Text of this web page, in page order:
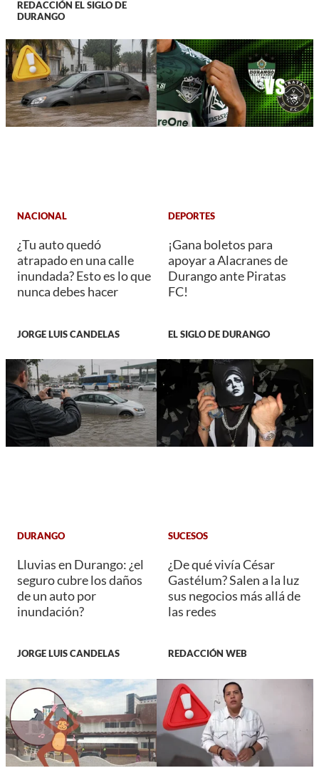
REDACCIÓN EL SIGLO DE
DURANGO
NACIONAL
¿Tu auto quedó
atrapado en una calle
inundada? Esto es lo que
nunca debes hacer
JORGE LUIS CANDELAS
DEPORTES
¡Gana boletos para
apoyar a Alacranes de
Durango ante Piratas
FC!
EL SIGLO DE DURANGO
DURANGO
Lluvias en Durango: ¿el
seguro cubre los daños
de un auto por
inundación?
JORGE LUIS CANDELAS
SUCESOS
¿De qué vivía César
Gastélum? Salen a la luz
sus negocios más allá de
las redes
REDACCIÓN WEB